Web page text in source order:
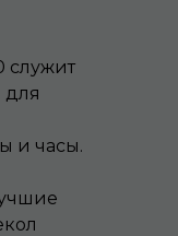
служит
для
и часы.